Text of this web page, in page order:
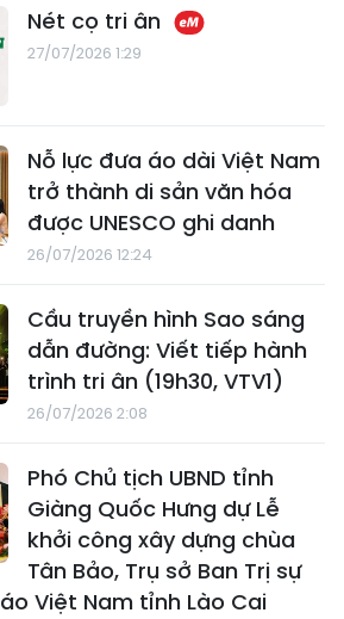
Nét cọ tri ân
27/07/2026 1:29
Nỗ lực đưa áo dài Việt Nam
trở thành di sản văn hóa
được UNESCO ghi danh
26/07/2026 12:24
Cầu truyền hình Sao sáng
dẫn đường: Viết tiếp hành
trình tri ân (19h30, VTV1)
26/07/2026 2:08
Phó Chủ tịch UBND tỉnh
Giàng Quốc Hưng dự Lễ
khởi công xây dựng chùa
Tân Bảo, Trụ sở Ban Trị sự
Việt Nam tỉnh Lào Cai